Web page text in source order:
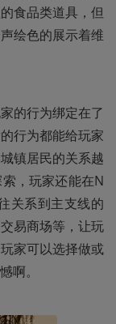
食品类道具，但
绘色的展示着维
的行为绑定在了
行为都能给玩家
镇居民的关系越
，玩家还能在N
关系到主支线的
易商场等，让玩
家可以选择做或
啊。